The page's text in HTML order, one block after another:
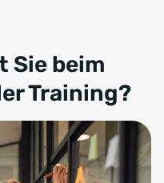
Sie beim
Training?